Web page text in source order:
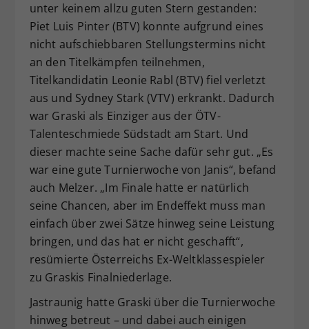
unter keinem allzu guten Stern gestanden:
Piet Luis Pinter (BTV) konnte aufgrund eines
nicht aufschiebbaren Stellungstermins nicht
an den Titelkämpfen teilnehmen,
Titelkandidatin Leonie Rabl (BTV) fiel verletzt
aus und Sydney Stark (VTV) erkrankt. Dadurch
war Graski als Einziger aus der ÖTV-
Talenteschmiede Südstadt am Start. Und
dieser machte seine Sache dafür sehr gut. „Es
war eine gute Turnierwoche von Janis“, befand
auch Melzer. „Im Finale hatte er natürlich
seine Chancen, aber im Endeffekt muss man
einfach über zwei Sätze hinweg seine Leistung
bringen, und das hat er nicht geschafft“,
resümierte Österreichs Ex-Weltklassespieler
zu Graskis Finalniederlage.
Jastraunig hatte Graski über die Turnierwoche
hinweg betreut – und dabei auch einigen